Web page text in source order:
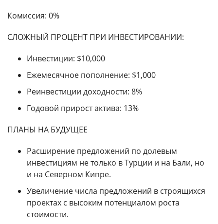
Комиссия: 0%
СЛОЖНЫЙ ПРОЦЕНТ ПРИ ИНВЕСТИРОВАНИИ:
Инвестиции: $10,000
Ежемесячное пополнение: $1,000
Реинвестиции доходности: 8%
Годовой прирост актива: 13%
ПЛАНЫ НА БУДУЩЕЕ
Расширение предложений по долевым
инвестициям не только в Турции и на Бали, но
и на Северном Кипре.
Увеличение числа предложений в строящихся
проектах с высоким потенциалом роста
стоимости.